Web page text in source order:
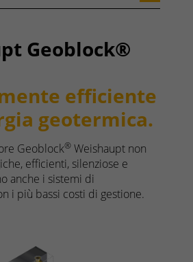
Geoblock®
efficiente
geotermica.
Geoblock® Weishaupt non
efficienti, silenziose e
anche i sistemi di
i più bassi costi di gestione.